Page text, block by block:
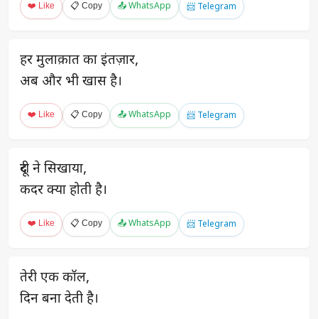
❤️ Like 📋 Copy 📤 WhatsApp 📨 Telegram
हर मुलाक़ात का इंतज़ार,
अब और भी खास है।
❤️ Like 📋 Copy 📤 WhatsApp 📨 Telegram
दूरी ने सिखाया,
कदर क्या होती है।
❤️ Like 📋 Copy 📤 WhatsApp 📨 Telegram
तेरी एक कॉल,
दिन बना देती है।